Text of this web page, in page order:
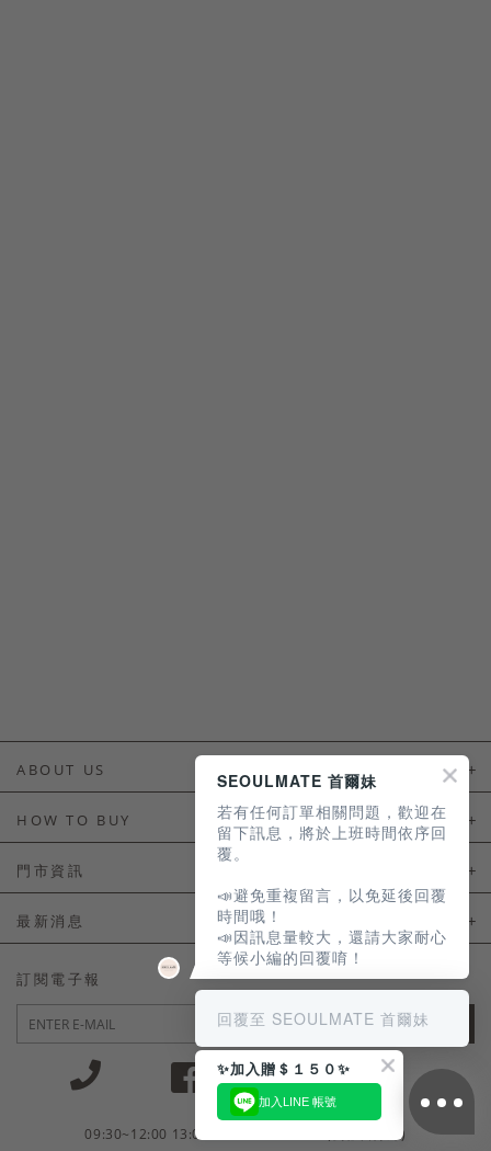
ABOUT US
HOW TO BUY
如何購買
會員常見問題
訂單常見問題
商品售後服務
電子發票
門市資訊
門市資訊
最新消息
LINE官方會員活動
訂閱電子報
JOIN
09:30~12:00 13:00~18:30 / Mon - Fri(例假日除外)
SEOULMATE 首爾妹
若有任何訂單相關問題，歡迎在
留下訊息，將於上班時間依序回
覆。
📣避免重複留言，以免延後回覆
時間哦！
📣因訊息量較大，還請大家耐心
等候小編的回覆唷！
回覆至 SEOULMATE 首爾妹
✨加入贈＄１５０✨
加入LINE 帳號